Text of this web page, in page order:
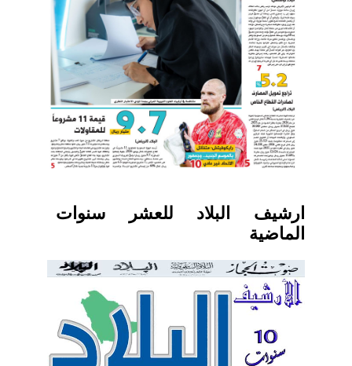
ارشيف البلاد للعشر سنوات
الماضية